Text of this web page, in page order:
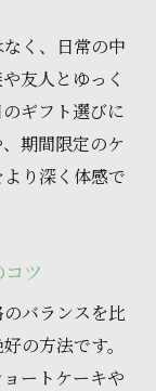
く、日常の中
友人とゆっく
ギフト選びに
期間限定のケ
り深く体感で
ツ
バランスを比
の方法です。
ートケーキや